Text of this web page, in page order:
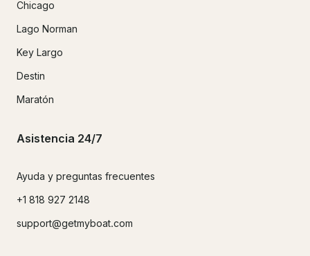
Chicago
Lago Norman
Key Largo
Destin
Maratón
Asistencia 24/7
Ayuda y preguntas frecuentes
+1 818 927 2148
support@getmyboat.com